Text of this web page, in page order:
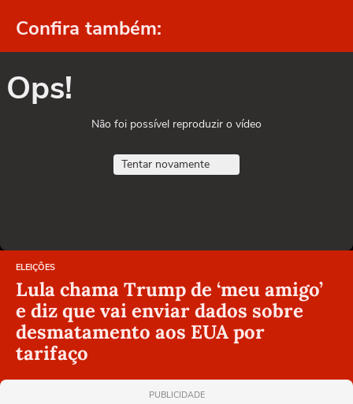
Confira também:
Ops!
Não foi possível reproduzir o vídeo
Tentar novamente
ELEIÇÕES
Lula chama Trump de ‘meu amigo’
e diz que vai enviar dados sobre
desmatamento aos EUA por
tarifaço
PUBLICIDADE